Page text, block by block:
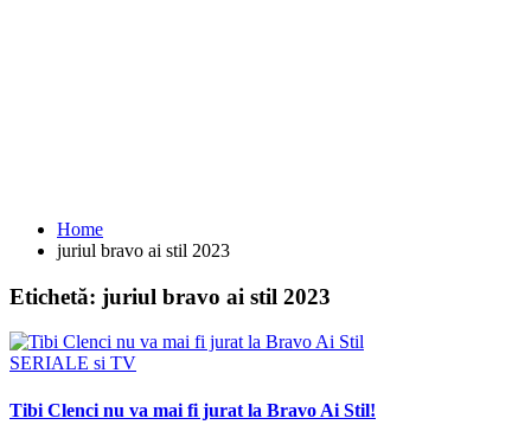
Home
juriul bravo ai stil 2023
Etichetă: juriul bravo ai stil 2023
SERIALE si TV
Tibi Clenci nu va mai fi jurat la Bravo Ai Stil!